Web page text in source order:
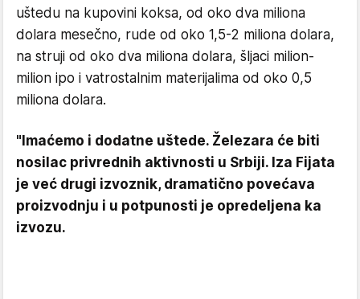
uštedu na kupovini koksa, od oko dva miliona
dolara mesečno, rude od oko 1,5-2 miliona dolara,
na struji od oko dva miliona dolara, šljaci milion-
milion ipo i vatrostalnim materijalima od oko 0,5
miliona dolara.
"Imaćemo i dodatne uštede. Železara će biti
nosilac privrednih aktivnosti u Srbiji. Iza Fijata
je već drugi izvoznik, dramatično povećava
proizvodnju i u potpunosti je opredeljena ka
izvozu.